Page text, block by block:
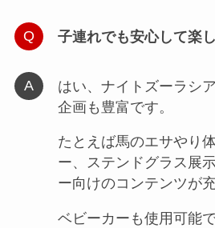
子連れでも安心して楽
はい、ナイトズーラシ
企画も豊富です。
たとえば馬のエサやり
ー、ステンドグラス展
ー向けのコンテンツが
ベビーカーも使用可能